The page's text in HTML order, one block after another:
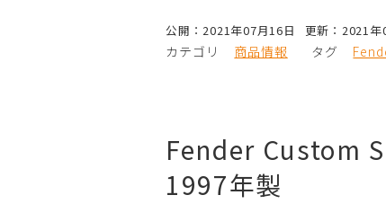
公開：2021年07月16日 更新：2021年
カテゴリ 商品情報 タグ
Fender Custom
1997年製